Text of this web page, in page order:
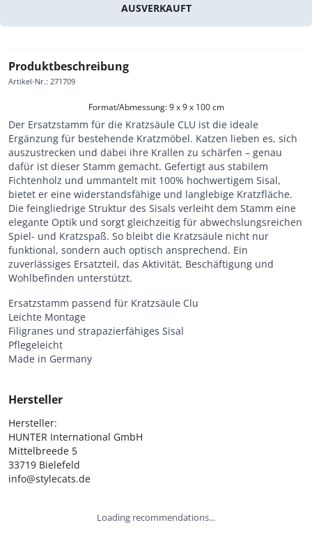
AUSVERKAUFT
Produktbeschreibung
Artikel-Nr.: 271709
Format/Abmessung: 9 x 9 x 100 cm
Der Ersatzstamm für die Kratzsäule CLU ist die ideale
Ergänzung für bestehende Kratzmöbel. Katzen lieben es, sich
auszustrecken und dabei ihre Krallen zu schärfen – genau
dafür ist dieser Stamm gemacht. Gefertigt aus stabilem
Fichtenholz und ummantelt mit 100% hochwertigem Sisal,
bietet er eine widerstandsfähige und langlebige Kratzfläche.
Die feingliedrige Struktur des Sisals verleiht dem Stamm eine
elegante Optik und sorgt gleichzeitig für abwechslungsreichen
Spiel- und Kratzspaß. So bleibt die Kratzsäule nicht nur
funktional, sondern auch optisch ansprechend. Ein
zuverlässiges Ersatzteil, das Aktivität, Beschäftigung und
Wohlbefinden unterstützt.
Ersatzstamm passend für Kratzsäule Clu
Leichte Montage
Filigranes und strapazierfähiges Sisal
Pflegeleicht
Made in Germany
Hersteller
Hersteller:
HUNTER International GmbH
Mittelbreede 5
33719 Bielefeld
info@stylecats.de
Loading recommendations...